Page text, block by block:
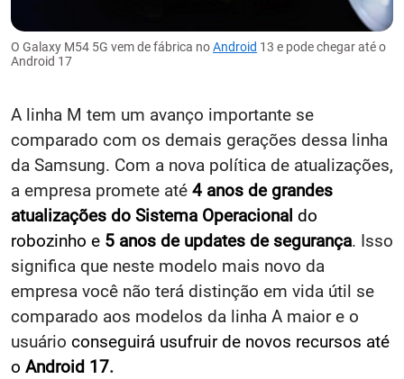
O Galaxy M54 5G vem de fábrica noAndroid 13 e pode chegar até o
Android 17
A linha M tem um avanço importante se
comparado com os demais gerações dessa linha
da Samsung. Com a nova política de atualizações,
a empresa promete até 4 anos de grandes
atualizações do Sistema Operacional do
robozinho e 5 anos de updates de segurança. Isso
significa que neste modelo mais novo da
empresa você não terá distinção em vida útil se
comparado aos modelos da linha A maior e o
usuário conseguirá usufruir de novos recursos até
o Android 17.